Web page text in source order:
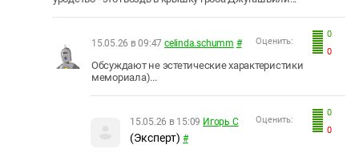
0
0
Оценить:
15.05.26 в 09:47 celinda.schumm #
Обсуждают не эстетические характеристики
мемориала)...
0
0
Оценить:
15.05.26 в 15:09 Игорь С
(Эксперт) #